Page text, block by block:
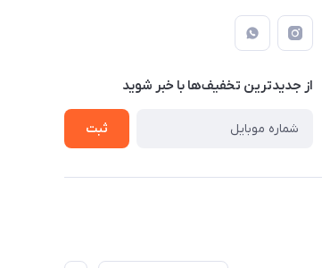
از جدید‌ترین تخفیف‌ها با‌ خبر شوید
ثبت